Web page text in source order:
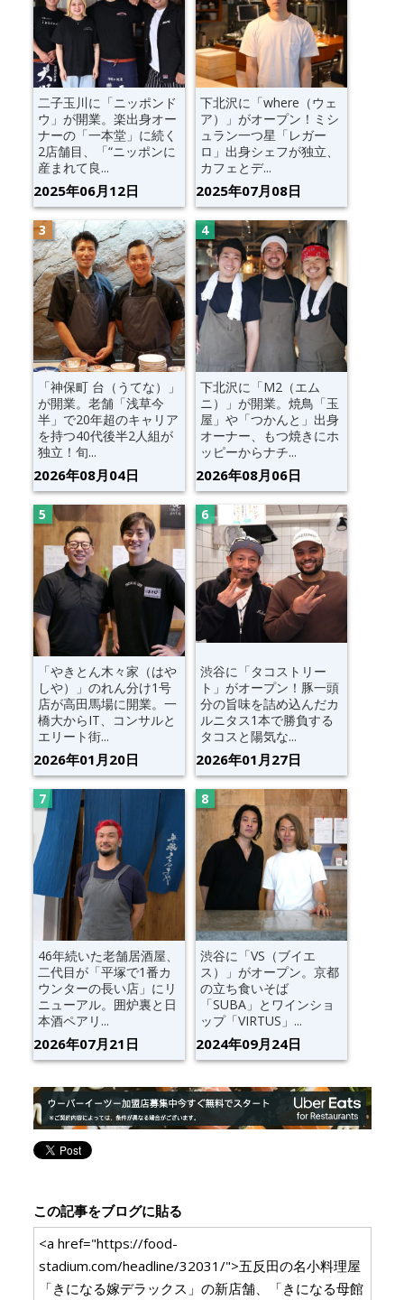
二子玉川に「ニッポンド
ウ」が開業。楽出身オー
ナーの「一本堂」に続く
2店舗目、「“ニッポンに
産まれて良...
2025年06月12日
下北沢に「where（ウェ
ア）」がオープン！ミシ
ュラン一つ星「レガー
ロ」出身シェフが独立、
カフェとデ...
2025年07月08日
「神保町 台（うてな）」
が開業。老舗「浅草今
半」で20年超のキャリア
を持つ40代後半2人組が
独立！旬...
2026年08月04日
下北沢に「M2（エム
ニ）」が開業。焼鳥「玉
屋」や「つかんと」出身
オーナー、もつ焼きにホ
ッピーからナチ...
2026年08月06日
「やきとん木々家（はや
しや）」のれん分け1号
店が高田馬場に開業。一
橋大からIT、コンサルと
エリート街...
2026年01月20日
渋谷に「タコストリー
ト」がオープン！豚一頭
分の旨味を詰め込んだカ
ルニタス1本で勝負する
タコスと陽気な...
2026年01月27日
46年続いた老舗居酒屋、
二代目が「平塚で1番カ
ウンターの長い店」にリ
ニューアル。囲炉裏と日
本酒ペアリ...
2026年07月21日
渋谷に「VS（ブイエ
ス）」がオープン。京都
の立ち食いそば
「SUBA」とワインショ
ップ「VIRTUS」...
2024年09月24日
この記事をブログに貼る
<a href="https://food-
stadium.com/headline/32031/">五反田の名小料理屋
「きになる嫁デラックス」の新店舗、「きになる母館